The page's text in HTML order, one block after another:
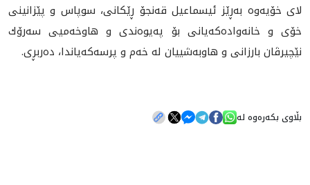
لاى خۆيه‌وه‌ به‌ڕێز ئیسماعیل قەنجۆ ڕێکانی، سوپاس و پێزانينى
خۆى و خانەواده‌‌كه‌يانى بۆ په‌يوه‌ندى و هاوخه‌ميى سه‌رۆك
نێچيرڤان بارزانى و هاوبه‌شييان له‌ خه‌م و پرسه‌كه‌ياندا، ده‌ربڕى.
بڵاوی بکەرەوە لە